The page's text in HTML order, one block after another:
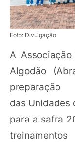
Foto: Divulgação
A
Algodão
preparação
das Unidades
para a safra